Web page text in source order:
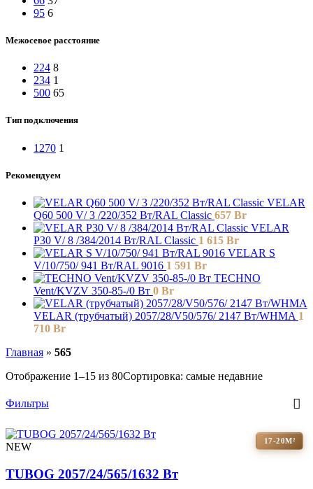
95 6
Межосевое расстояние
224 8
234 1
500 65
Тип подключения
1270 1
Рекомендуем
VELAR
Q60 500 V/ 3 /220/352 Вт/RAL Classic 657 Br
VELAR
P30 V/ 8 /384/2014 Вт/RAL Classic 1 615 Br
VELAR S
V/10/750/ 941 Bт/RAL 9016 1 591 Br
TECHNO
Vent/KVZV 350-85-/0 Вт 0 Br
VELAR (трубчатый) 2057/28/V50/576/ 2147 Bт/WHMA 1
710 Br
Главная » 565
Отображение 1–15 из 80Сортировка: самые недавние
Фильтры
17-20М²
NEW
TUBOG 2057/24/565/1632 Вт